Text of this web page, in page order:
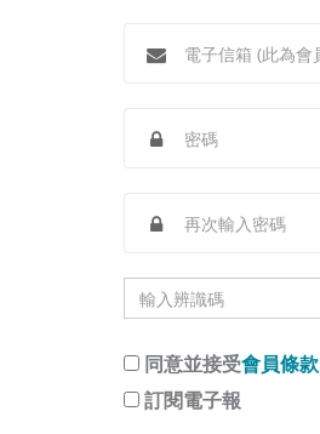
輸
入
辨
碼
同意並接受會員條款
訂閱電子報